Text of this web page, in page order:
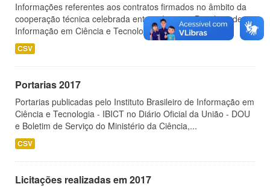
Informações referentes aos contratos firmados no âmbito da
cooperação técnica celebrada entre o Instituto Brasileiro de
Informação em Ciência e Tecnologia - IBICT e a...
CSV
Portarias 2017
Portarias publicadas pelo Instituto Brasileiro de Informação em
Ciência e Tecnologia - IBICT no Diário Oficial da União - DOU
e Boletim de Serviço do Ministério da Ciência,...
CSV
Licitações realizadas em 2017